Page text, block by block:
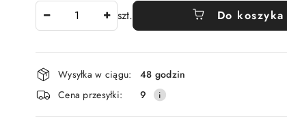
szt. Do koszyka
Dostępność
i
dostawa
Wysyłka w ciągu:
48 godzin
Cena przesyłki:
9